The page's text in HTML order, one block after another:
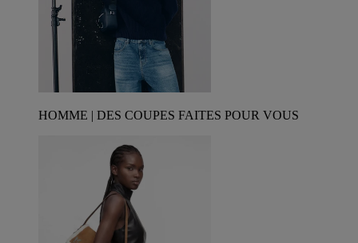
HOMME | DES COUPES FAITES POUR VOUS